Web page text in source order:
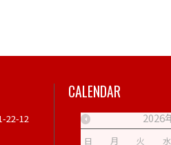
22-12
CALENDAR
2026
日 月 火 水